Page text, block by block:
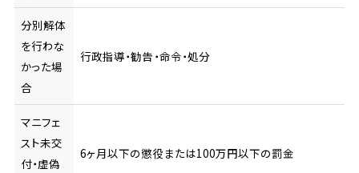
分別解体
を行わな
かった場
合
行政指導・勧告・命令・処分
マニフェ
スト未交
付・虚偽
6ヶ月以下の懲役または100万円以下の罰金